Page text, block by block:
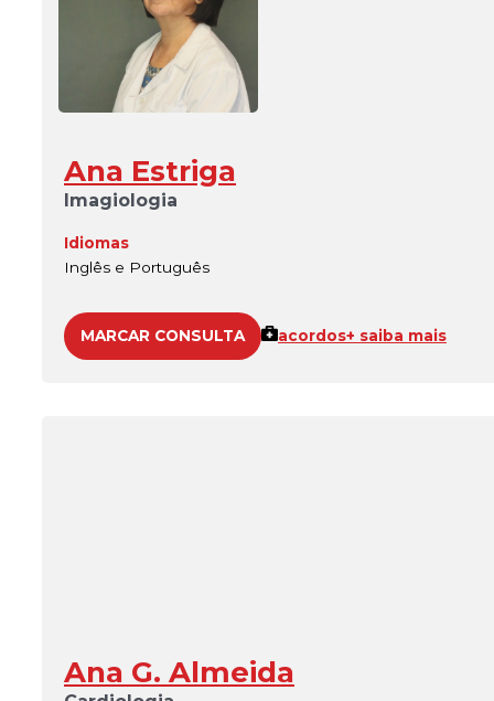
Ana Estriga
Imagiologia
Idiomas
Inglês e Português
MARCAR CONSULTA acordos+ saiba mais
Ana G. Almeida